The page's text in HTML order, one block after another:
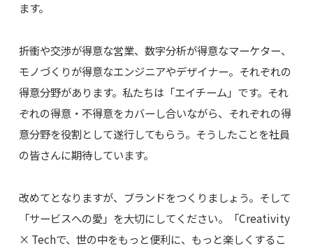
ます。
折衝や交渉が得意な営業、数字分析が得意なマーケター、
モノづくりが得意なエンジニアやデザイナー。それぞれの
得意分野があります。私たちは「エイチーム」です。それ
ぞれの得意・不得意をカバーし合いながら、それぞれの得
意分野を役割として遂行してもらう。そうしたことを社員
の皆さんに期待しています。
改めてとなりますが、ブランドをつくりましょう。そして
「サービスへの愛」を大切にしてください。「Creativity
× Techで、世の中をもっと便利に、もっと楽しくするこ